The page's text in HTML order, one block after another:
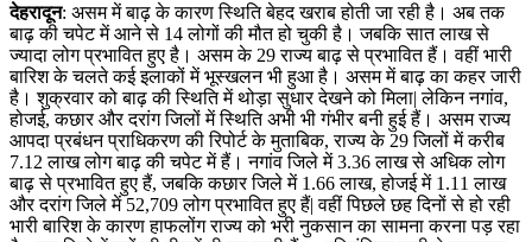
देहरादून: असम में बाढ़ के कारण स्थिति बेहद खराब होती जा रही है। अब तक
बाढ़ की चपेट में आने से 14 लोगों की मौत हो चुकी है। जबकि सात लाख से
ज्यादा लोग प्रभावित हुए है। असम के 29 राज्य बाढ़ से प्रभावित हैं। वहीं भारी
बारिश के चलते कई इलाकों में भूस्खलन भी हुआ है। असम में बाढ़ का कहर जारी
है। शुक्रवार को बाढ़ की स्थिति में थोड़ा सुधार देखने को मिला| लेकिन नगांव,
होजई, कछार और दरांग जिलों में स्थिति अभी भी गंभीर बनी हुई हैं। असम राज्य
आपदा प्रबंधन प्राधिकरण की रिपोर्ट के मुताबिक, राज्य के 29 जिलों में करीब
7.12 लाख लोग बाढ़ की चपेट में हैं। नगांव जिले में 3.36 लाख से अधिक लोग
बाढ़ से प्रभावित हुए हैं, जबकि कछार जिले में 1.66 लाख, होजई में 1.11 लाख
और दरांग जिले में 52,709 लोग प्रभावित हुए हैं| वहीं पिछले छह दिनों से हो रही
भारी बारिश के कारण हाफलोंग राज्य को भरी नुकसान का सामना करना पड़ रहा